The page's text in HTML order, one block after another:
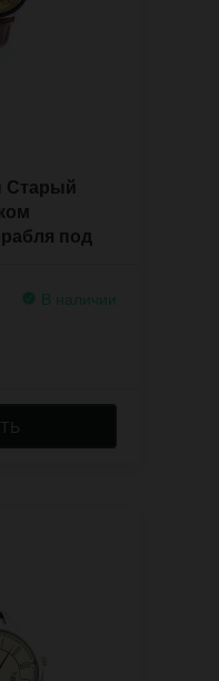
Старый
под
В наличии